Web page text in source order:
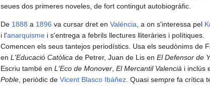
seues dos primeres noveles, de fort contingut autobiogràfic.
De 1888 a 1896 va cursar dret en Valéncia , a on s'interessa pel
i l'anarquisme i s'entrega a febrils llectures lliteràries i polítiques.
Comencen els seus tantejos periodístics. Usa els seudònims de
en L'Educació Catòlica de Petrer, Juan de Lis en El Defensor de
Escriu també en L'Eco de Monover El Mercantil Valencià i inclús
Poble , periòdic de Vicent Blasco Ibáñez . Quasi sempre fa crítica